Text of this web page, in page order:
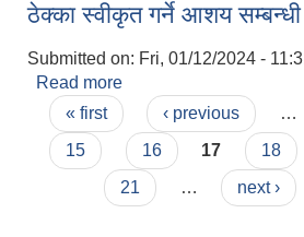
ठेक्का स्वीकृत गर्ने आशय
Submitted on: Fri, 01/12/2024 -
Read more
Pages
« first ‹ previous …
15
16 17 18
21
… next ›